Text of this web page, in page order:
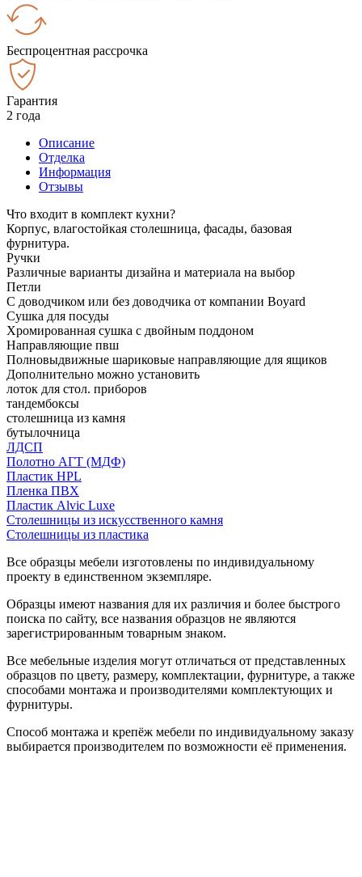
Беспроцентная рассрочка
Гарантия
2 года
Описание
Отделка
Информация
Отзывы
Что входит в комплект кухни?
Корпус, влагостойкая столешница, фасады, базовая
фурнитура.
Ручки
Различные варианты дизайна и материала на выбор
Петли
С доводчиком или без доводчика от компании Boyard
Сушка для посуды
Хромированная сушка с двойным поддоном
Направляющие пвш
Полновыдвижные шариковые направляющие для ящиков
Дополнительно можно установить
лоток для стол. приборов
тандембоксы
столешница из камня
бутылочница
ЛДСП
Полотно АГТ (МДФ)
Пластик HPL
Пленка ПВХ
Пластик Alvic Luxe
Столешницы из искусственного камня
Столешницы из пластика
Все образцы мебели изготовлены по индивидуальному
проекту в единственном экземпляре.
Образцы имеют названия для их различия и более быстрого
поиска по сайту, все названия образцов не являются
зарегистрированным товарным знаком.
Все мебельные изделия могут отличаться от представленных
образцов по цвету, размеру, комплектации, фурнитуре, а также
способами монтажа и производителями комплектующих и
фурнитуры.
Способ монтажа и крепёж мебели по индивидуальному заказу
выбирается производителем по возможности её применения.